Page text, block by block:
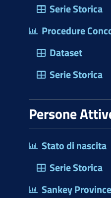
Serie Storica
Procedure
Dataset
Serie Storica
Persone
Stato di nascita
Serie Storica
Sankey Province